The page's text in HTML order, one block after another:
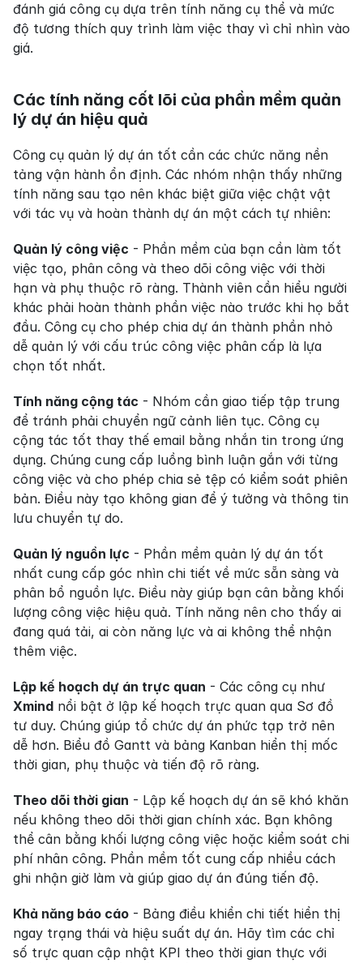
đánh giá công cụ dựa trên tính năng cụ thể và mức
độ tương thích quy trình làm việc thay vì chỉ nhìn vào
giá.
Các tính năng cốt lõi của phần mềm quản
lý dự án hiệu quả
Công cụ quản lý dự án tốt cần các chức năng nền
tảng vận hành ổn định. Các nhóm nhận thấy những
tính năng sau tạo nên khác biệt giữa việc chật vật
với tác vụ và hoàn thành dự án một cách tự nhiên:
Quản lý công việc - Phần mềm của bạn cần làm tốt
việc tạo, phân công và theo dõi công việc với thời
hạn và phụ thuộc rõ ràng. Thành viên cần hiểu người
khác phải hoàn thành phần việc nào trước khi họ bắt
đầu. Công cụ cho phép chia dự án thành phần nhỏ
dễ quản lý với cấu trúc công việc phân cấp là lựa
chọn tốt nhất.
Tính năng cộng tác - Nhóm cần giao tiếp tập trung
để tránh phải chuyển ngữ cảnh liên tục. Công cụ
cộng tác tốt thay thế email bằng nhắn tin trong ứng
dụng. Chúng cung cấp luồng bình luận gắn với từng
công việc và cho phép chia sẻ tệp có kiểm soát phiên
bản. Điều này tạo không gian để ý tưởng và thông tin
lưu chuyển tự do.
Quản lý nguồn lực - Phần mềm quản lý dự án tốt
nhất cung cấp góc nhìn chi tiết về mức sẵn sàng và
phân bổ nguồn lực. Điều này giúp bạn cân bằng khối
lượng công việc hiệu quả. Tính năng nên cho thấy ai
đang quá tải, ai còn năng lực và ai không thể nhận
thêm việc.
Lập kế hoạch dự án trực quan
Xmind nổi bật ở lập kế hoạch trực quan qua Sơ đồ
tư duy. Chúng giúp tổ chức dự án phức tạp trở nên
dễ hơn. Biểu đồ Gantt và bảng Kanban hiển thị mốc
thời gian, phụ thuộc và tiến độ rõ ràng.
Theo dõi thời gian - Lập kế hoạch dự án sẽ khó khăn
nếu không theo dõi thời gian chính xác. Bạn không
thể cân bằng khối lượng công việc hoặc kiểm soát chi
phí nhân công. Phần mềm tốt cung cấp nhiều cách
ghi nhận giờ làm và giúp giao dự án đúng tiến độ.
Khả năng báo cáo - Bảng điều khiển chi tiết hiển thị
ngay trạng thái và hiệu suất dự án. Hãy tìm các chỉ
số trực quan cập nhật KPI theo thời gian thực với